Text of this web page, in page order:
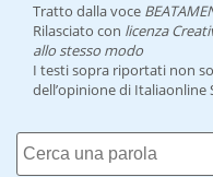
Tratto dalla voce
Rilasciato con licenza
allo stesso modo
I testi sopra riportati non
dell’opinione di Italiaonline